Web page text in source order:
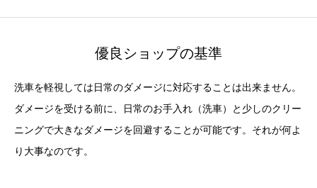
優良ショップの基準
洗車を軽視しては日常のダメージに対応することは出来ません。
ダメージを受ける前に、日常のお手入れ（洗車）と少しのクリー
ニングで大きなダメージを回避することが可能です。それが何よ
り大事なのです。